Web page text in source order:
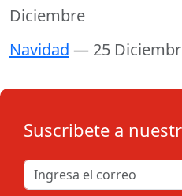
Diciembre
Navidad — 25
Suscribete a